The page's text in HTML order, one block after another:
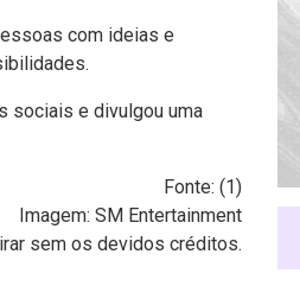
com ideias e
sociais e divulgou uma
Fonte: (1)
Imagem: SM Entertainment
sem os devidos créditos.